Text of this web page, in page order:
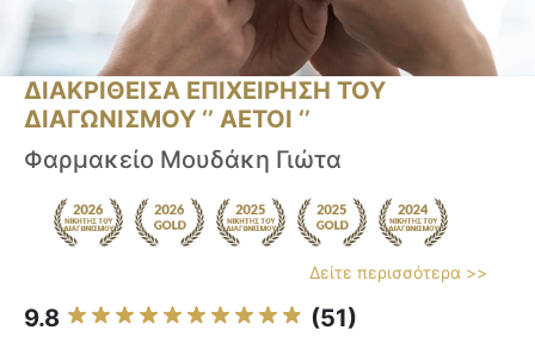
ΔΙΑΚΡΙΘΕΙΣΑ ΕΠΙΧΕΙΡΗΣΗ ΤΟΥ
ΔΙΑΓΩΝΙΣΜΟΥ ‘’ ΑΕΤΟΙ ‘’
Φαρμακείο Μουδάκη Γιώτα
Δείτε περισσότερα >>
9.8 (51)